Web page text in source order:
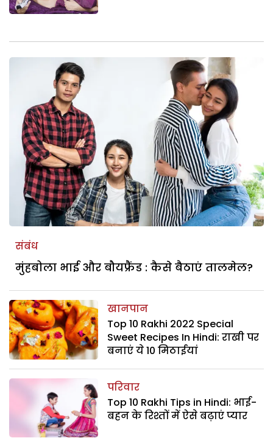
संबंध
मुंहबोला भाई और बौयफ्रैंड : कैसे बैठाएं तालमेल?
खानपान
Top 10 Rakhi 2022 Special
Sweet Recipes In Hindi: राखी पर
बनाएं ये 10 मिठाईयां
परिवार
Top 10 Rakhi Tips in Hindi: भाई-
बहन के रिश्तों में ऐसे बढ़ाएं प्यार